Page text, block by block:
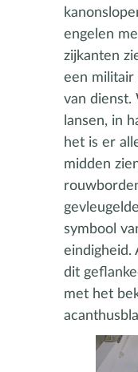
engelen
zijkanten
een militair
van dienst.
lansen, in
het is er
midden
symbool
eindigheid.
dit
met het